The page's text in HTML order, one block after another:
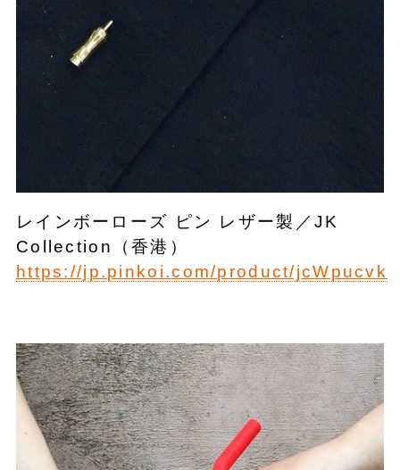
レインボーローズ ピン レザー製／JK
Collection（香港）
https://jp.pinkoi.com/product/jcWpucvk